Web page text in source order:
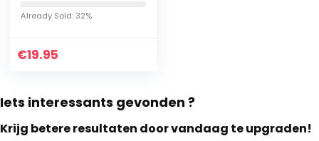
Wit
Already Sold: 32%
€19.95
Iets interessants gevonden ?
Krijg betere resultaten door vandaag te upgraden!